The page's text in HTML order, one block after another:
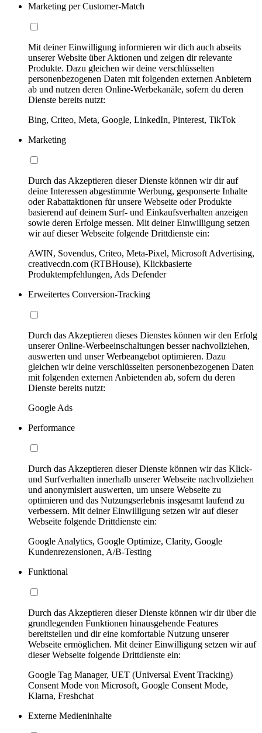
Marketing per Customer-Match
Mit deiner Einwilligung informieren wir dich auch abseits
unserer Website über Aktionen und zeigen dir relevante
Produkte. Dazu gleichen wir deine verschlüsselten
personenbezogenen Daten mit folgenden externen Anbietern
ab und nutzen deren Online-Werbekanäle, sofern du deren
Dienste bereits nutzt:
Bing, Criteo, Meta, Google, LinkedIn, Pinterest, TikTok
Marketing
Durch das Akzeptieren dieser Dienste können wir dir auf
deine Interessen abgestimmte Werbung, gesponserte Inhalte
oder Rabattaktionen für unsere Webseite oder Produkte
basierend auf deinem Surf- und Einkaufsverhalten anzeigen
sowie deren Erfolge messen. Mit deiner Einwilligung setzen
wir auf dieser Webseite folgende Drittdienste ein:
AWIN, Sovendus, Criteo, Meta-Pixel, Microsoft Advertising,
creativecdn.com (RTBHouse), Klickbasierte
Produktempfehlungen, Ads Defender
Erweitertes Conversion-Tracking
Durch das Akzeptieren dieses Dienstes können wir den Erfolg
unserer Online-Werbeeinschaltungen besser nachvollziehen,
auswerten und unser Werbeangebot optimieren. Dazu
gleichen wir deine verschlüsselten personenbezogenen Daten
mit folgenden externen Anbietenden ab, sofern du deren
Dienste bereits nutzt:
Google Ads
Performance
Durch das Akzeptieren dieser Dienste können wir das Klick-
und Surfverhalten innerhalb unserer Webseite nachvollziehen
und anonymisiert auswerten, um unsere Webseite zu
optimieren und das Nutzungserlebnis insgesamt laufend zu
verbessern. Mit deiner Einwilligung setzen wir auf dieser
Webseite folgende Drittdienste ein:
Google Analytics, Google Optimize, Clarity, Google
Kundenrezensionen, A/B-Testing
Funktional
Durch das Akzeptieren dieser Dienste können wir dir über die
grundlegenden Funktionen hinausgehende Features
bereitstellen und dir eine komfortable Nutzung unserer
Webseite ermöglichen. Mit deiner Einwilligung setzen wir auf
dieser Webseite folgende Drittdienste ein:
Google Tag Manager, UET (Universal Event Tracking)
Consent Mode von Microsoft, Google Consent Mode,
Klarna, Freshchat
Externe Medieninhalte